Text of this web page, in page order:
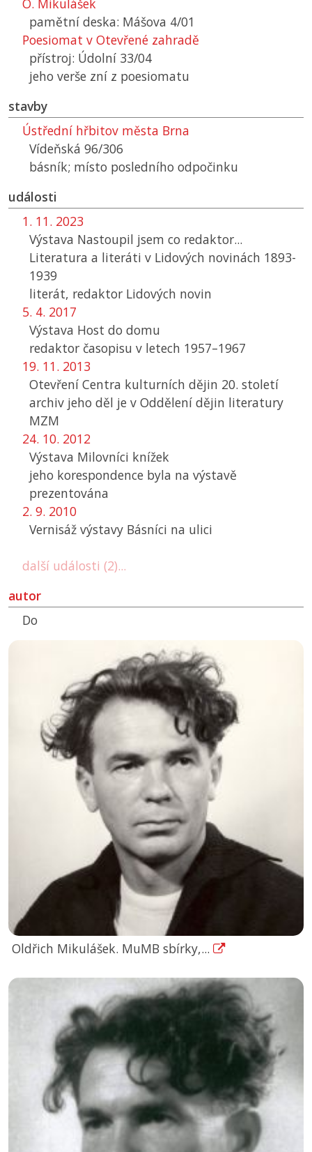
O. Mikulášek
pamětní deska: Mášova 4/01
Poesiomat v Otevřené zahradě
přístroj: Údolní 33/04
jeho verše zní z poesiomatu
stavby
Ústřední hřbitov města Brna
Vídeňská 96/306
básník; místo posledního odpočinku
události
1. 11. 2023
Výstava Nastoupil jsem co redaktor...
Literatura a literáti v Lidových novinách 1893-
1939
literát, redaktor Lidových novin
5. 4. 2017
Výstava Host do domu
redaktor časopisu v letech 1957–1967
19. 11. 2013
Otevření Centra kulturních dějin 20. století
archiv jeho děl je v Oddělení dějin literatury
MZM
24. 10. 2012
Výstava Milovníci knížek
jeho korespondence byla na výstavě
prezentována
2. 9. 2010
Vernisáž výstavy Básníci na ulici
další události (2)...
autor
Do
Oldřich Mikulášek. MuMB sbírky,...